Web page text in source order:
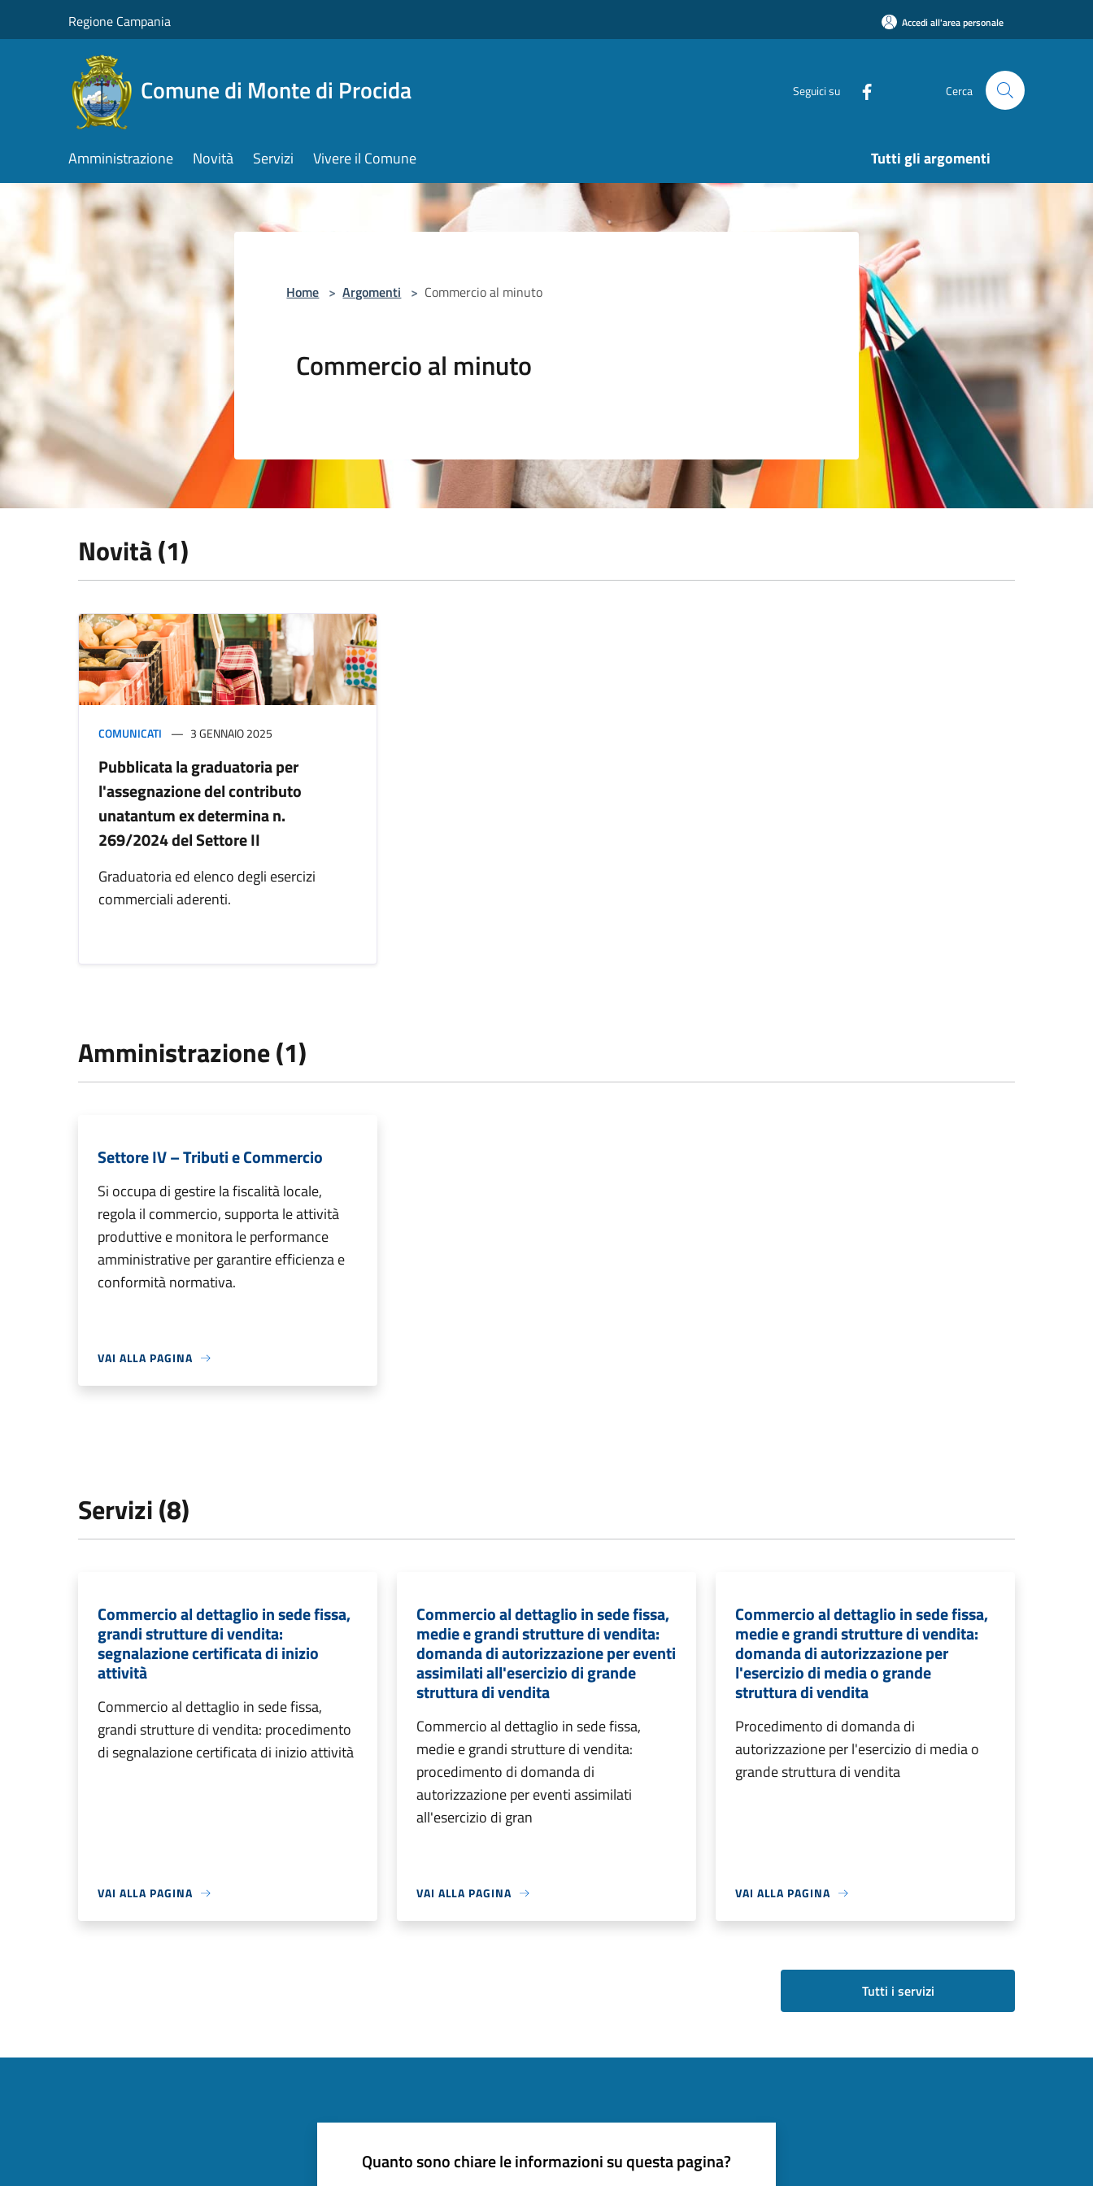
Regione Campania Accedi all'area personale
Comune di Monte di Procida Seguici su Cerca
Amministrazione Novità Servizi Vivere il Comune Tutti gli argomenti
Home > Argomenti > Commercio al minuto
Commercio al minuto
Novità (1)
COMUNICATI 3 GENNAIO 2025
Pubblicata la graduatoria per
l'assegnazione del contributo
unatantum ex determina n.
269/2024 del Settore II
Graduatoria ed elenco degli esercizi
commerciali aderenti.
Amministrazione (1)
Settore IV – Tributi e Commercio
Si occupa di gestire la fiscalità locale,
regola il commercio, supporta le attività
produttive e monitora le performance
amministrative per garantire efficienza e
conformità normativa.
VAI ALLA PAGINA
Servizi (8)
Commercio al dettaglio in sede fissa,
grandi strutture di vendita:
segnalazione certificata di inizio
attività
Commercio al dettaglio in sede fissa,
grandi strutture di vendita: procedimento
di segnalazione certificata di inizio attività
VAI ALLA PAGINA
Commercio al dettaglio in sede fissa,
medie e grandi strutture di vendita:
domanda di autorizzazione per eventi
assimilati all'esercizio di grande
struttura di vendita
Commercio al dettaglio in sede fissa,
medie e grandi strutture di vendita:
procedimento di domanda di
autorizzazione per eventi assimilati
all'esercizio di gran
VAI ALLA PAGINA
Commercio al dettaglio in sede fissa,
medie e grandi strutture di vendita:
domanda di autorizzazione per
l'esercizio di media o grande
struttura di vendita
Procedimento di domanda di
autorizzazione per l'esercizio di media o
grande struttura di vendita
VAI ALLA PAGINA
Tutti i servizi
Quanto sono chiare le informazioni su questa pagina?